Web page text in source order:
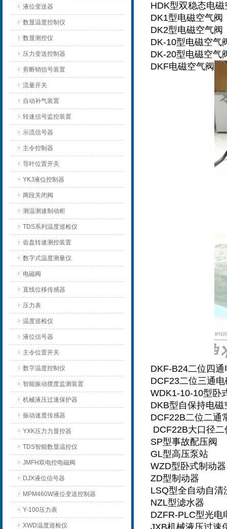
液位变送器
数显温度控制仪
数显测控仪
压力变送控制器
剪断销信号装置
流量开关
自动补气装置
转速信号监控装置
示流信号器
主令控制器
导叶位置开关
YKJ液位控制器
两段关闭阀
测温测速制动柜
TDS系列温度巡检仪
齿盘转速测控装置
数字式温度测量仪
电磁阀
直线位移传感器
压力表
温度巡检仪
液位信号器
主令位置开关
数字温度控制仪
智能振动摆度监测装置
机械液压过速保护器
振动速度传感器
YXK压力力显控器
TDS智能数显温控仪
JMFH双电控电磁阀
DJX液位信号器
MPM460W液位变送控制器
Y-100压力表
XWD温度巡检仪
HDK型双稳态电磁
DK1型电磁空气阀
DK2型电磁空气阀
DK-10型电磁空气
DK-20型电磁空气
DKF电磁空气阀
DKF-B24二位四
DCF23二位三通
WDK1-10-10型卧
DKB型自保持电磁
DCF22B二位二通
DCF22B大口径
SP型事故配压阀
GL型高压泵站
WZD型卧式制动器
ZD型制动器
LSQ型全自动自清
NZL型滤水器
DZFR-PLC型光电
JXB机械液压过速